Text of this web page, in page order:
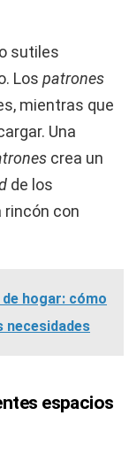
sutiles
Los patrones
mientras que
Una
crea un
de los
rincón con
hogar: cómo
necesidades
espacios